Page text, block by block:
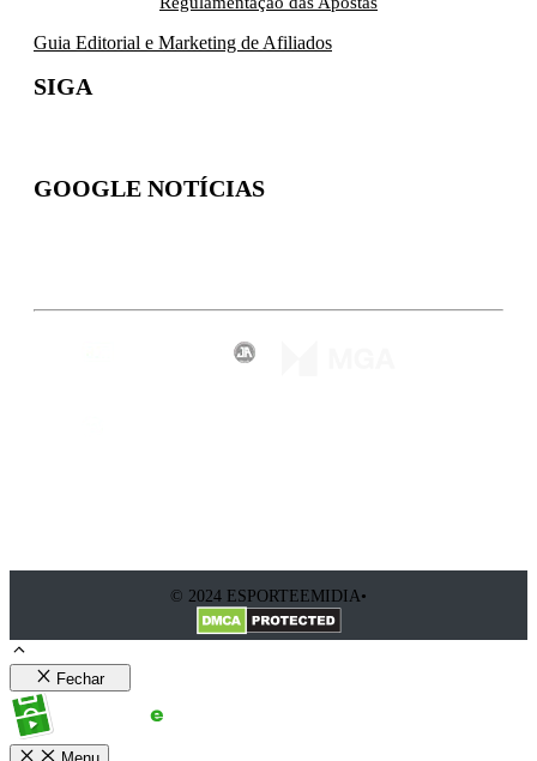
Guia Editorial e Marketing de Afiliados
SIGA
GOOGLE NOTÍCIAS
© 2024 ESPORTEEMIDIA•
Fechar